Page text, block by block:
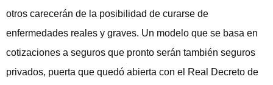
otros carecerán de la posibilidad de curarse de
enfermedades reales y graves. Un modelo que se basa en
cotizaciones a seguros que pronto serán también seguros
privados, puerta que quedó abierta con el Real Decreto de